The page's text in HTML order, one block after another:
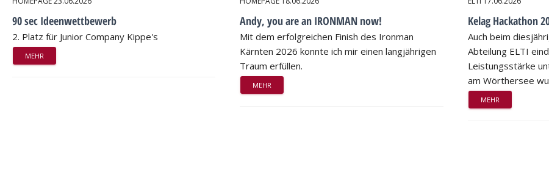
90 sec Ideenwettbewerb
2. Platz für Junior Company Kippe's
MEHR
Andy, you are an IRONMAN now!
Mit dem erfolgreichen Finish des Ironman
Kärnten 2026 konnte ich mir einen langjährigen
Traum erfüllen.
MEHR
Kelag Hackathon
Auch beim
Abteilung ELTI
Leistungsstärke
am Wörthersee
MEHR